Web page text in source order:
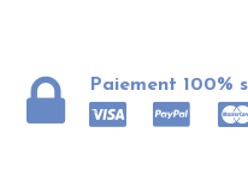
Paiement 100%